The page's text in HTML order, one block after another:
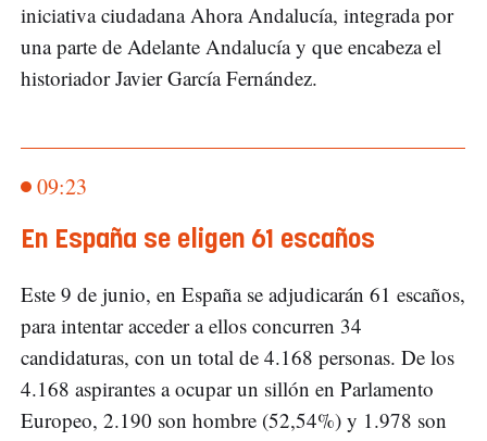
iniciativa ciudadana Ahora Andalucía, integrada por
una parte de Adelante Andalucía y que encabeza el
historiador Javier García Fernández.
09:23
En España se eligen 61 escaños
Este 9 de junio, en España se adjudicarán 61 escaños,
para intentar acceder a ellos concurren 34
candidaturas, con un total de 4.168 personas. De los
4.168 aspirantes a ocupar un sillón en Parlamento
Europeo, 2.190 son hombre (52,54%) y 1.978 son